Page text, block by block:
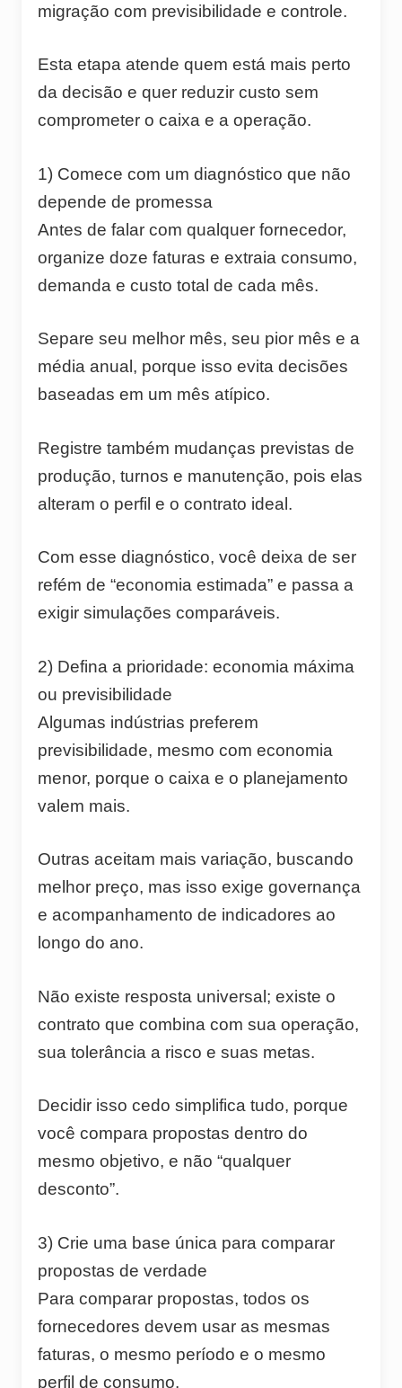
migração com previsibilidade e controle.
Esta etapa atende quem está mais perto
da decisão e quer reduzir custo sem
comprometer o caixa e a operação.
1) Comece com um diagnóstico que não
depende de promessa
Antes de falar com qualquer fornecedor,
organize doze faturas e extraia consumo,
demanda e custo total de cada mês.
Separe seu melhor mês, seu pior mês e a
média anual, porque isso evita decisões
baseadas em um mês atípico.
Registre também mudanças previstas de
produção, turnos e manutenção, pois elas
alteram o perfil e o contrato ideal.
Com esse diagnóstico, você deixa de ser
refém de “economia estimada” e passa a
exigir simulações comparáveis.
2) Defina a prioridade: economia máxima
ou previsibilidade
Algumas indústrias preferem
previsibilidade, mesmo com economia
menor, porque o caixa e o planejamento
valem mais.
Outras aceitam mais variação, buscando
melhor preço, mas isso exige governança
e acompanhamento de indicadores ao
longo do ano.
Não existe resposta universal; existe o
contrato que combina com sua operação,
sua tolerância a risco e suas metas.
Decidir isso cedo simplifica tudo, porque
você compara propostas dentro do
mesmo objetivo, e não “qualquer
desconto”.
3) Crie uma base única para comparar
propostas de verdade
Para comparar propostas, todos os
fornecedores devem usar as mesmas
faturas, o mesmo período e o mesmo
perfil de consumo.